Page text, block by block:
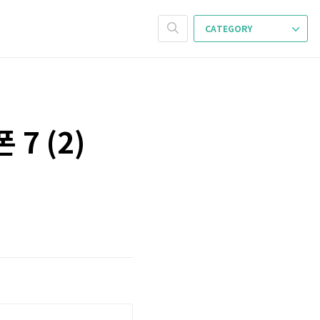
CATEGORY
7 (2)